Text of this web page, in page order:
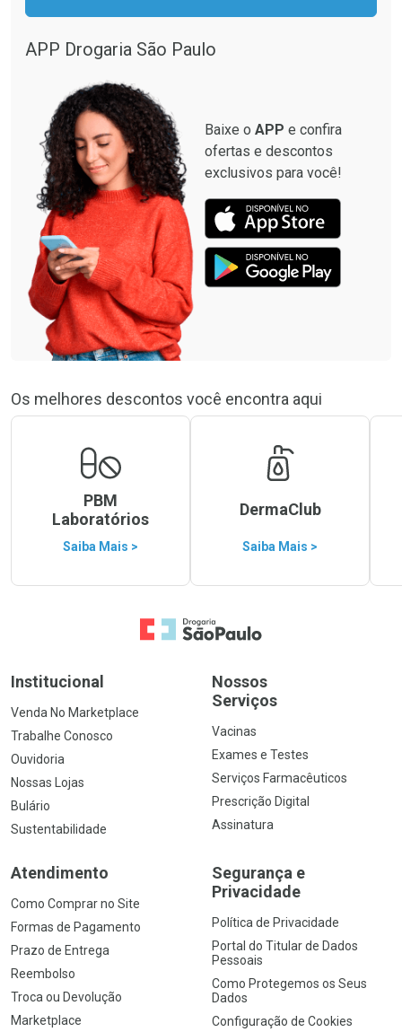
APP Drogaria São Paulo
Baixe o APP e confira
ofertas e descontos
exclusivos para você!
Os melhores descontos você encontra aqui
PBM
Laboratórios
Saiba Mais >
DermaClub
Saiba Mais >
Ir para a Home
Institucional
Venda No Marketplace
Trabalhe Conosco
Ouvidoria
Nossas Lojas
Bulário
Sustentabilidade
Nossos
Serviços
Vacinas
Exames e Testes
Serviços Farmacêuticos
Prescrição Digital
Assinatura
Atendimento
Como Comprar no Site
Formas de Pagamento
Prazo de Entrega
Reembolso
Troca ou Devolução
Marketplace
Segurança e
Privacidade
Política de Privacidade
Portal do Titular de Dados
Pessoais
Como Protegemos os Seus
Dados
Configuração de Cookies